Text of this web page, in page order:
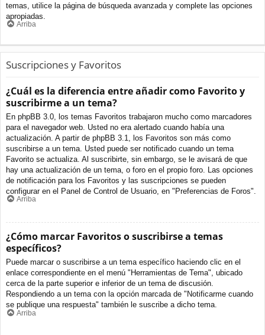
temas, utilice la página de búsqueda avanzada y complete las opciones
apropiadas.
Arriba
Suscripciones y Favoritos
¿Cuál es la diferencia entre añadir como Favorito y
suscribirme a un tema?
En phpBB 3.0, los temas Favoritos trabajaron mucho como marcadores
para el navegador web. Usted no era alertado cuando había una
actualización. A partir de phpBB 3.1, los Favoritos son más como
suscribirse a un tema. Usted puede ser notificado cuando un tema
Favorito se actualiza. Al suscribirte, sin embargo, se le avisará de que
hay una actualización de un tema, o foro en el propio foro. Las opciones
de notificación para los Favoritos y las suscripciones se pueden
configurar en el Panel de Control de Usuario, en "Preferencias de Foros".
Arriba
¿Cómo marcar Favoritos o suscribirse a temas
específicos?
Puede marcar o suscribirse a un tema específico haciendo clic en el
enlace correspondiente en el menú "Herramientas de Tema", ubicado
cerca de la parte superior e inferior de un tema de discusión.
Respondiendo a un tema con la opción marcada de "Notificarme cuando
se publique una respuesta" también le suscribe a dicho tema.
Arriba